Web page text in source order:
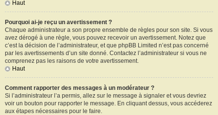
Haut
Pourquoi ai-je reçu un avertissement ?
Chaque administrateur a son propre ensemble de règles pour son site. Si vous
avez dérogé à une règle, vous pouvez recevoir un avertissement. Notez que
c’est la décision de l’administrateur, et que phpBB Limited n’est pas concerné
par les avertissements d’un site donné. Contactez l’administrateur si vous ne
comprenez pas les raisons de votre avertissement.
Haut
Comment rapporter des messages à un modérateur ?
Si l’administrateur l’a permis, allez sur le message à signaler et vous devriez
voir un bouton pour rapporter le message. En cliquant dessus, vous accéderez
aux étapes nécessaires pour le faire.